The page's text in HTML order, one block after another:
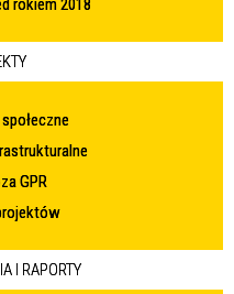
rokiem 2018
GPR
I RAPORTY